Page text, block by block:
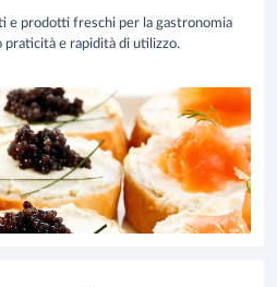
e prodotti freschi per la gastronomia
praticità e rapidità di utilizzo.